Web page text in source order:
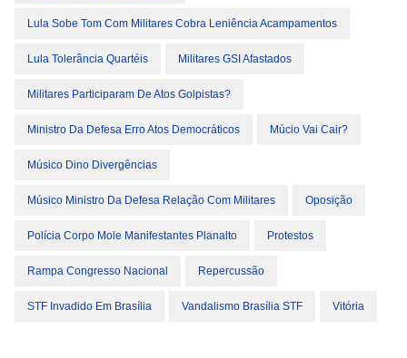
Lula Sobe Tom Com Militares Cobra Leniência Acampamentos
Lula Tolerância Quartéis Militares GSI Afastados
Militares Participaram De Atos Golpistas?
Ministro Da Defesa Erro Atos Democráticos Múcio Vai Cair?
Músico Dino Divergências
Músico Ministro Da Defesa Relação Com Militares Oposição
Polícia Corpo Mole Manifestantes Planalto Protestos
Rampa Congresso Nacional Repercussão
STF Invadido Em Brasília Vandalismo Brasília STF Vitória